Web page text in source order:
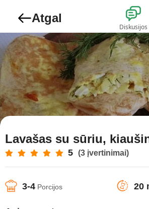
Atgal
Diskusijos
Lavašas su sūriu,
5 (3 įvertinimai)
3-4 Porcijos 20